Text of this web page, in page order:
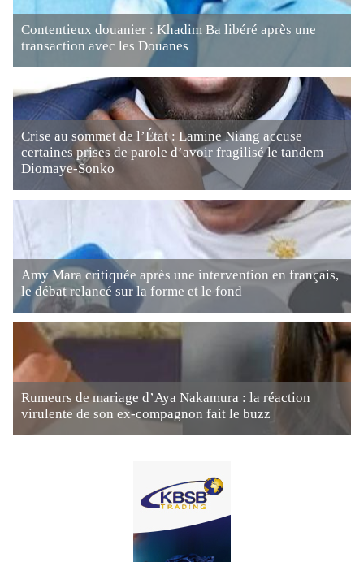
Contentieux douanier : Khadim Ba libéré après une
transaction avec les Douanes
Crise au sommet de l’État : Lamine Niang accuse
certaines prises de parole d’avoir fragilisé le tandem
Diomaye-Sonko
Amy Mara critiquée après une intervention en français,
le débat relancé sur la forme et le fond
Rumeurs de mariage d’Aya Nakamura : la réaction
virulente de son ex-compagnon fait le buzz